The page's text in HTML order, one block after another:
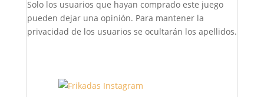
Solo los usuarios que hayan comprado este juego
pueden dejar una opinión. Para mantener la
privacidad de los usuarios se ocultarán los apellidos.